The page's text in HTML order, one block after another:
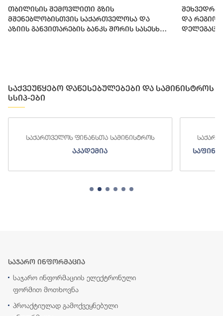
თბილისის შემოვლითი გზის
მშენებლობისთვის საქართველოსა და
აზიის განვითარების ბანკს შორის სასესხო
შეხვედრა
და
საქვეუწყებო დაწესებულებები და სამინისტროს
სსიპ-ები
საქართველოს ფინანსთა სამინისტროს
აკადემია
საჯარო ინფორმაცია
საჯარო ინფორმაციის ელექტრონული
ფორმით მოთხოვნა
პროაქტიულად გამოქვეყნებული